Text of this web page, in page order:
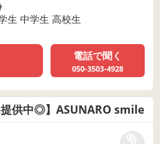
生 中学生 高校生
電話で聞く
050-3503-4928
提供中◎】ASUNARO smile